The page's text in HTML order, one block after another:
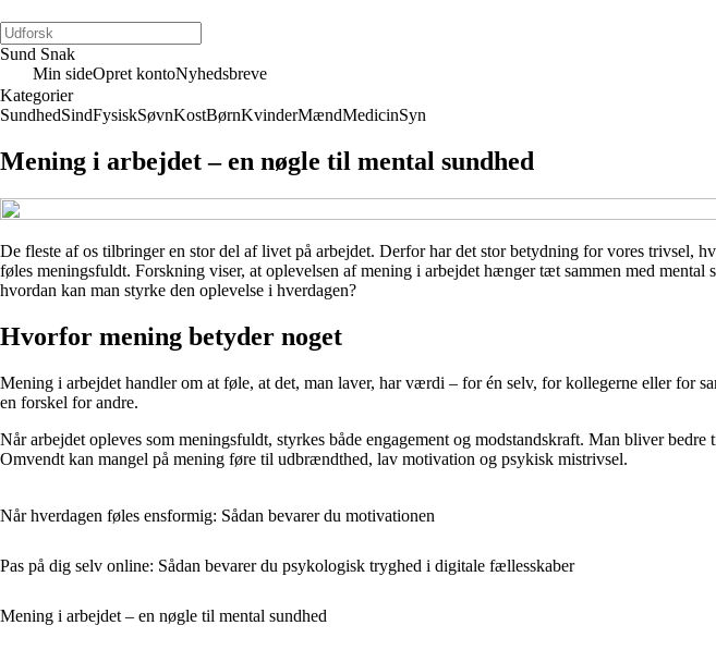
Sund Snak
Min sideOpret kontoNyhedsbreve
Kategorier
SundhedSindFysiskSøvnKostBørnKvinderMændMedicinSyn
Mening i arbejdet – en nøgle til mental sundhed
De fleste af os tilbringer en stor del af livet på arbejdet. Derfor har det stor betydning for vores
føles meningsfuldt. Forskning viser, at oplevelsen af mening i arbejdet hænger tæt sammen med
hvordan kan man styrke den oplevelse i hverdagen?
Hvorfor mening betyder noget
Mening i arbejdet handler om at føle, at det, man laver, har værdi – for én selv, for kollegerne eller for
en forskel for andre.
Når arbejdet opleves som meningsfuldt, styrkes både engagement og modstandskraft. Man bliver
Omvendt kan mangel på mening føre til udbrændthed, lav motivation og psykisk mistrivsel.
Når hverdagen føles ensformig: Sådan bevarer du motivationen
Pas på dig selv online: Sådan bevarer du psykologisk tryghed i digitale fællesskaber
Mening i arbejdet – en nøgle til mental sundhed